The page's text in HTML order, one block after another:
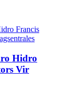
Hidro
Vir